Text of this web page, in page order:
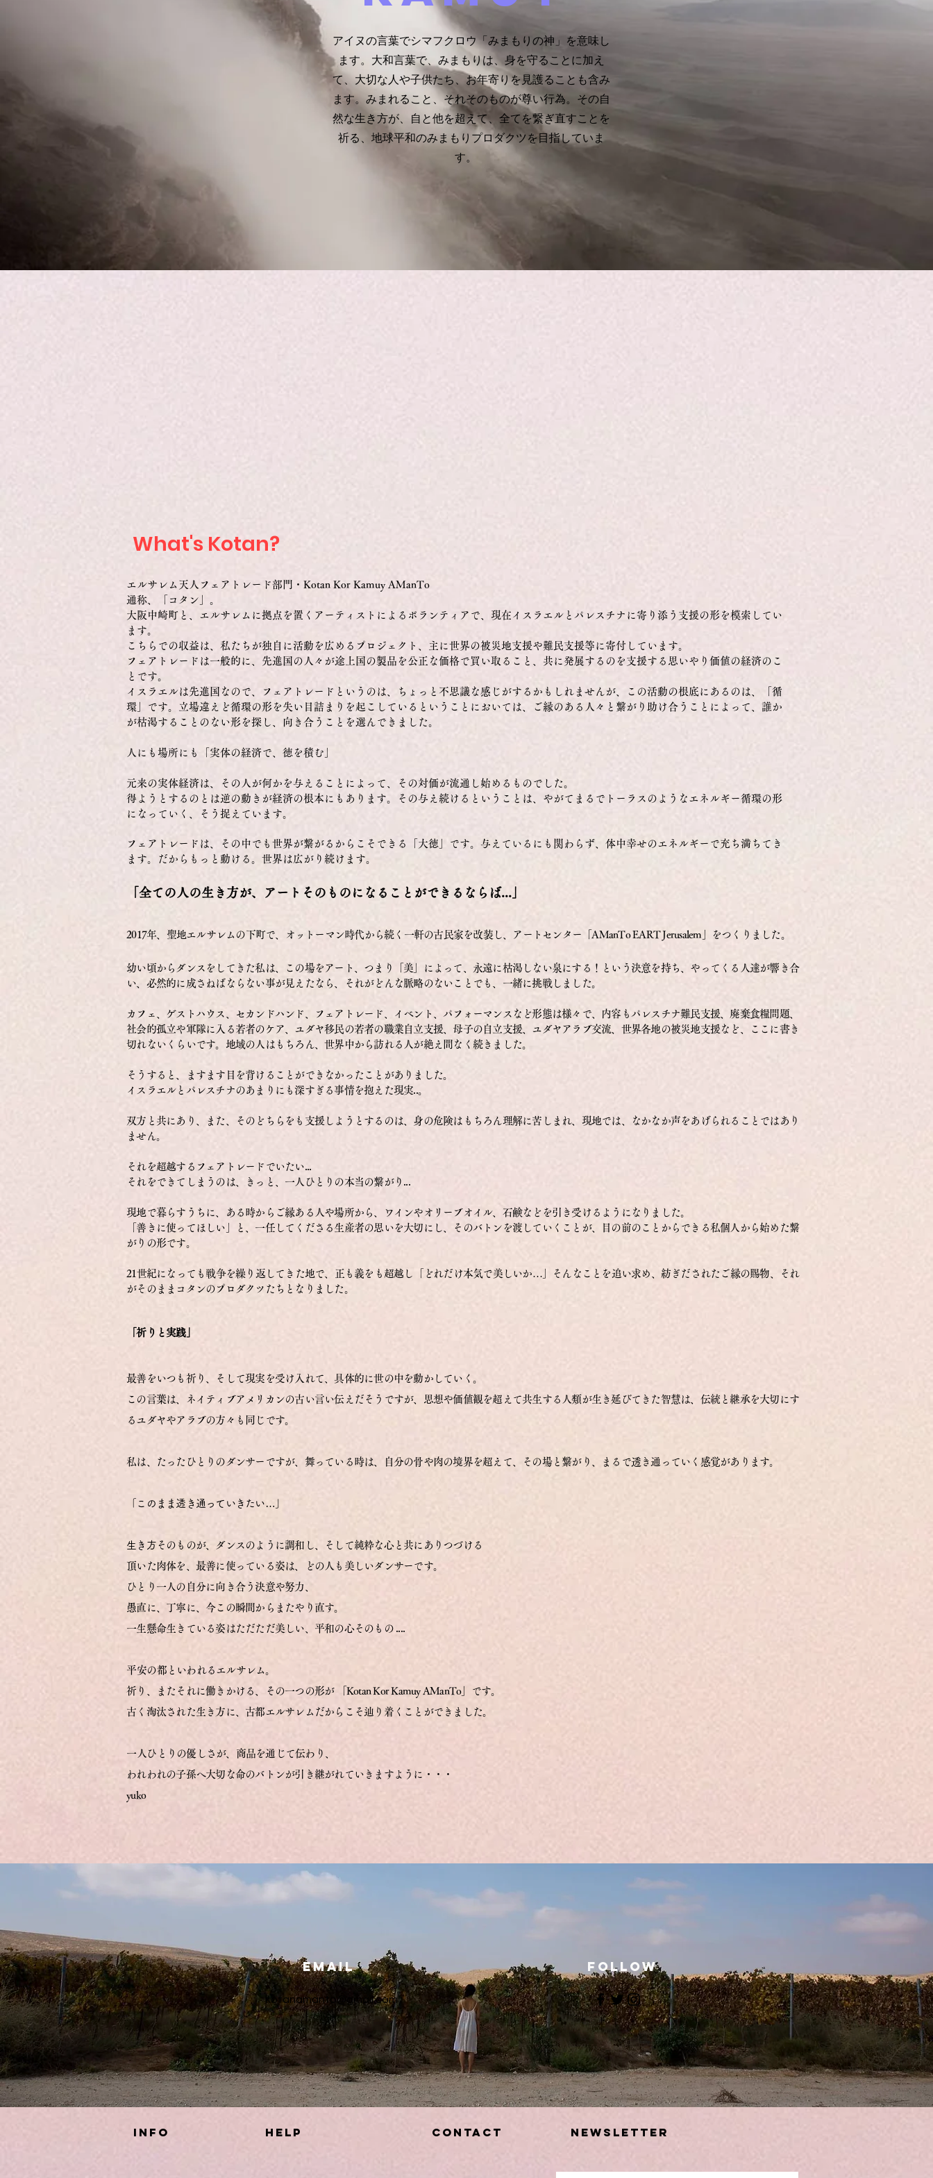
​アイヌの言葉でシマフクロウ「みまもりの神」を意味し
ます。大和言葉で、みまもりは、身を守ることに加え
て、大切な人や子供たち、お年寄りを見護ることも含み
ます。みまれること、それそのものが尊い行為。その自
然な生き方が、自と他を超えて、全てを繋ぎ直すことを
祈る、地球平和のみまもりプロダクツを目指していま
す。
What's Kotan?
エルサレム天人フェアトレード部門・Kotan Kor Kamuy AManTo
通称、「コタン」。
大阪中崎町と、エルサレムに拠点を置くアーティストによるボランティアで、現在イスラエルとパレスチナに寄り添う支援の形を模索してい
ます。
こちらでの収益は、私たちが独自に活動を広めるプロジェクト、主に世界の被災地支援や難民支援等に寄付しています。
フェアトレードは一般的に、先進国の人々が途上国の製品を公正な価格で買い取ること、共に発展するのを支援する思いやり価値の経済のこ
とです。
イスラエルは先進国なので、フェアトレードというのは、ちょっと不思議な感じがするかもしれませんが、この活動の根底にあるのは、「循
環」です。立場違えど循環の形を失い目詰まりを起こしているということにおいては、
ご縁のある人々と繋がり助け合うことによって、誰か
が枯渇することのない形を探し、向き合うことを選んできました。
人にも場所にも「実体の経済で、徳を積む」
元来の実体経済は、その人が何かを与えることによって、その対価が流通し始めるものでした。
得ようとするのとは逆の動きが経済の根本にもあります。その与え続けるということは、やがてまるでトーラスのようなエネルギー循環の形
になっていく、そう捉えています。
フェアトレードは、その中でも世界が繋がるからこそできる「大徳」です。与えているにも関わらず、体中幸せのエネルギーで充ち満ちてき
ます。だからもっと動ける。世界は広がり続けます。
「全ての人の生き方が、アートそのものになることができるならば...」
2017年、聖地エルサレムの下町で、オットーマン時代から続く一軒の古民家を改装し、 アートセンター「AManTo EART Jerusalem」をつくりました。
幼い頃からダンスをしてきた私は、 この場をアート、つまり「美」によって、永遠に枯渇しない泉にする！という決意を持ち、 やってくる人達が響き合
い、必然的に成さねばならない事が見えたなら、
それがどんな脈略のないことでも、一緒に挑戦しました。
カフェ、ゲストハウス、セカンドハンド、フェアトレード、イベント、パフォーマンスなど形態は様々で、
内容もパレスチナ難民支援、廃棄食糧問題、
社会的孤立や軍隊に入る若者のケア、ユダヤ移民の若者の職業自立支援、母子の自立支援、ユダヤアラブ交流、世界各地の被災地支援など、ここに書き
切れないくらいです。 地域の人はもちろん、世界中から訪れる人が絶え間なく続きました。
そうすると、ますます目を背けることができなかったことがありました。
イスラエルとパレスチナのあまりにも深すぎる事情を抱えた現実..。
双方と共にあり、また、そのどちらをも支援しようとするのは、身の危険はもちろん理解に苦しまれ、 現地では、なかなか声をあげられることではあり
ません。
それを超越するフェアトレードでいたい...
それをできてしまうのは、きっと、一人ひとりの本当の繋がり...
現地で暮らすうちに、ある時からご縁ある人や場所から、ワインやオリーブオイル、石鹸などを引き受けるようになりました。
「善きに使ってほしい」と、一任してくださる生産者の思いを大切にし、
そのバトンを渡していくことが、目の前のことからできる私個人から始めた繋
がりの形です。
21世紀になっても戦争を繰り返してきた地で、正も義をも超越し「どれだけ本気で美しいか…」
そんなことを追い求め、紡ぎだされたご縁の賜物、それ
がそのままコタンのプロダクツたちとなりました。
「祈りと実践」
最善をいつも祈り、そして現実を受け入れて、具体的に世の中を動かしていく。
この言葉は、 ネイティブアメリカンの古い言い伝えだそうですが、 思想や価値観を超えて共生する人類が生き延びてきた智慧は、 伝統と継承を大切にす
るユダヤやアラブの方々も同じです。
私は、たったひとりのダンサーですが、 舞っている時は、自分の骨や肉の境界を超えて、その場と繋がり、まるで透き通っていく感覚があります。
「このまま透き通っていきたい…」
生き方そのものが、ダンスのように調和し、そして純粋な心と共にありつづける
頂いた肉体を、最善に使っている姿は、どの人も美しいダンサーです。
ひとり一人の自分に向き合う決意や努力、
愚直に、丁寧に、今この瞬間からまたやり直す。
一生懸命生きている姿はただただ美しい 、平和の心そのもの ....
​平安の都といわれるエルサレム。
祈り、またそれに働きかける、その一つの形が 「Kotan Kor Kamuy AManTo」です。
古く淘汰された生き方に、古都エルサレムだからこそ辿り着くことができました。
​一人ひとりの優しさが、商品を通じて伝わり、
われわれの子孫へ大切な命のバトンが引き継がれていきますように・・・
yuko
Email
kotanamanto@gmail.com
Follow
INFO HELP CONTACT Newsletter